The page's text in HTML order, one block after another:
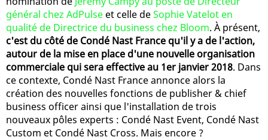
général chez AdPulse et celle deSophie Vatelot en
qualité de Directrice du business chez Bloom. À présent,
c'est du côté de Condé Nast France qu'il y a de l'action,
autour de la mise en place d'une nouvelle organisation
commerciale qui sera effective au 1er janvier 2018. Dans
ce contexte, Condé Nast France annonce alors la
création des nouvelles fonctions de publisher & chief
business officer ainsi que l'installation de trois
nouveaux pôles experts : Condé Nast Event, Condé Nast
Custom et Condé Nast Cross. Mais encore ?